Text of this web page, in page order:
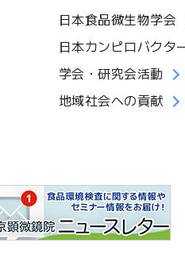
日本食品微生物学会
日本カンピロバクタ
学会・研究会活動
地域社会への貢献